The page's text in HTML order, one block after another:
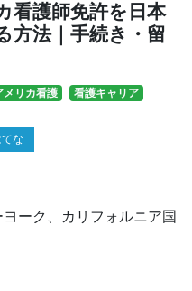
看護師免許を日本
方法｜手続き・留
メリカ看護 看護キャリア
な
ーク、カリフォルニア国